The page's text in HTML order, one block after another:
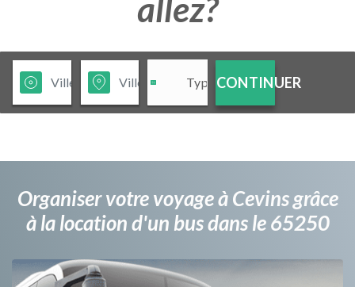
allez?
CONTINUER
Organiser votre voyage à Cevins grâce
à la location d'un bus dans le 65250